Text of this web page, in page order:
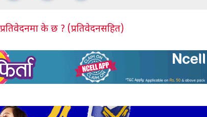
के छ ? (प्रतिवेदनसहित)